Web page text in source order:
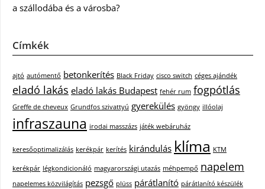
a szállodába és a városba?
Címkék
ajtó autómentő betonkerítés Black Friday cisco switch céges ajándék
eladó lakás eladó lakás Budapest fehér rum fogpótlás
Greffe de cheveux Grundfos szivattyú gyerekülés gyöngy illóolaj
infraszauna irodai masszázs játék webáruház
keresőoptimalizálás kerékpár kerítés kirándulás klíma KTM
kerékpár légkondicionáló magyarországi utazás méhpempő napelem
napelemes közvilágítás pezsgő plüss párátlanító párátlanító készülék